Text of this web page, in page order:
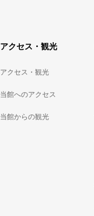
アクセス・観光
アクセス・観光
当館へのアクセス
当館からの観光